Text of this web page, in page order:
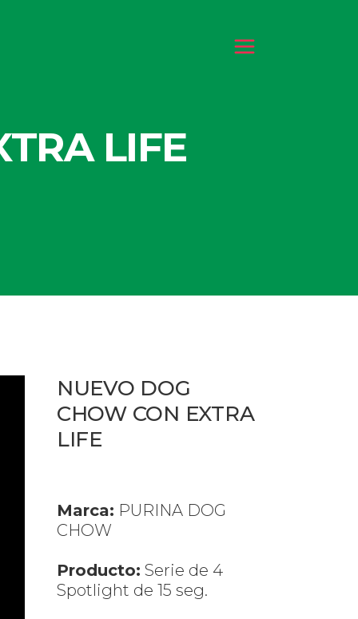
LIFE
NUEVO DOG
CHOW CON EXTRA
LIFE
Marca: PURINA DOG
CHOW
Producto: Serie de 4
Spotlight de 15 seg.